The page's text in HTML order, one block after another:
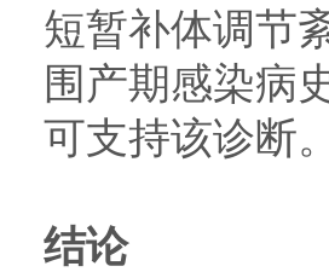
短暂补体调节
围产期感染病
可支持该诊断。
结论